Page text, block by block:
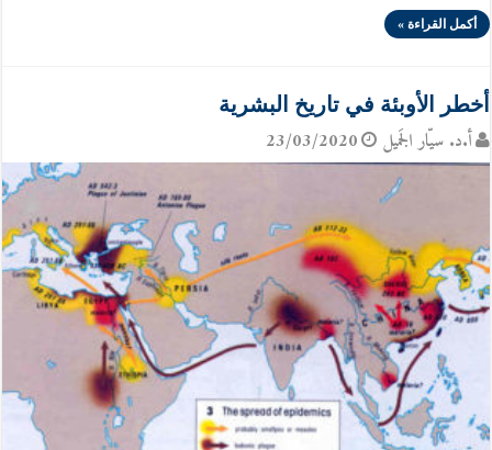
أكمل القراءة »
أخطر الأوبئة في تاريخ البشرية
أ.د. سيّار الجَميل 23/03/2020